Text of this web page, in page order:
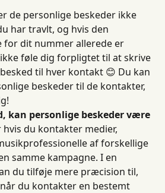
de personlige beskeder ikke
har travlt, og hvis den
for dit nummer allerede er
føle dig forpligtet til at skrive
til hver kontakt 😊 Du kan
beskeder til de kontakter,
kan personlige beskeder være
du kontakter medier,
af forskellige
samme kampagne. I en
du tilføje mere præcision til,
du kontakter en bestemt